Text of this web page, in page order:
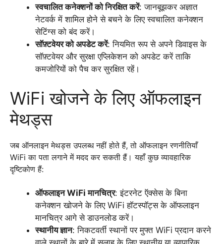
स्वचालित कनेक्शनों को निरक्षित करें: जानबूझकर अज्ञात
नेटवर्क में शामिल होने से बचने के लिए स्वचालित कनेक्शन
सेटिंग्स को बंद करें।
सॉफ़्टवेयर को अपडेट करें: नियमित रूप से अपने डिवाइस के
सॉफ़्टवेयर और सुरक्षा एप्लिकेशन को अपडेट करें ताकि
कमजोरियों को पैच कर सुरक्षित रहें।
WiFi खोजने के लिए ऑफलाइन
मेथड्स
जब ऑनलाइन मेथड्स उपलब्ध नहीं होते हैं, तो ऑफलाइन रणनीतियाँ
WiFi का पता लगाने में मदद कर सकती हैं। यहाँ कुछ व्यावहारिक
दृष्टिकोण हैं:
ऑफलाइन WiFi मानचित्र: इंटरनेट ऍक्सेस के बिना
कनेक्शन खोजने के लिए WiFi हॉटस्पॉट्स के ऑफलाइन
मानचित्र आगे से डाउनलोड करें।
स्थानीय ज्ञान: निकटवर्ती स्थानों पर मुफ्त WiFi प्रदान करने